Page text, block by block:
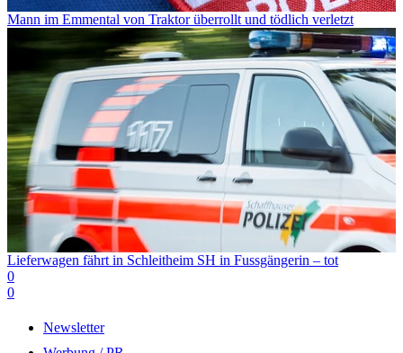
Mann im Emmental von Traktor überrollt und tödlich verletzt
Lieferwagen fährt in Schleitheim SH in Fussgängerin – tot
0
0
Newsletter